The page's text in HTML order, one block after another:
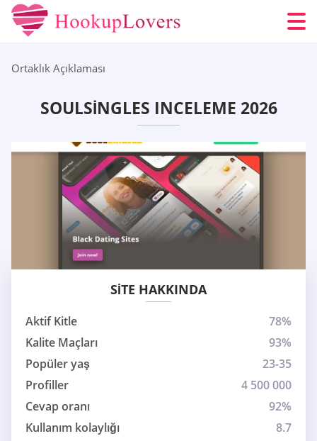
Ortaklık Açıklaması
SOULSINGLES INCELEME 2026
SITE HAKKINDA
Aktif Kitle
78%
Kalite Maçları
93%
Popüler yaş
23-35
Profiller
4 500 000
Cevap oranı
92%
Kullanım kolaylığı
8.7